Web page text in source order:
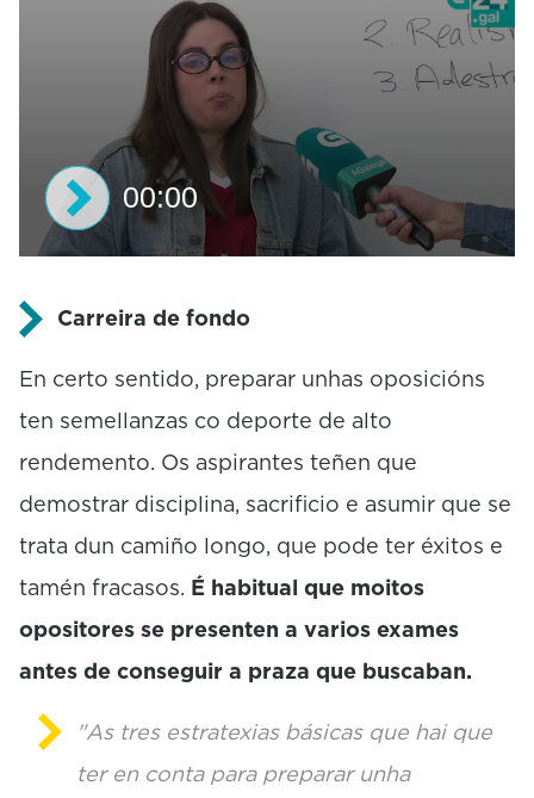
e
c
n
s
f
s
e
o
d
00:00
Carreira de fondo
En certo sentido, preparar unhas oposicións
ten semellanzas co deporte de alto
rendemento. Os aspirantes teñen que
demostrar disciplina, sacrificio e asumir que se
trata dun camiño longo, que pode ter éxitos e
tamén fracasos. É habitual que moitos
opositores se presenten a varios exames
antes de conseguir a praza que buscaban.
"As tres estratexias básicas que hai que
ter en conta para preparar unha